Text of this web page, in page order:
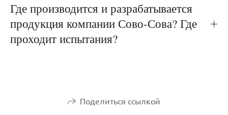
Где производится и разрабатывается
продукция компании Сово-Сова? Где
проходит испытания?
Поделиться ссылкой